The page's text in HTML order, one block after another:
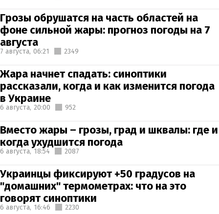
Грозы обрушатся на часть областей на
фоне сильной жары: прогноз погоды на 7
августа
7 августа, 06:21 2349
Жара начнет спадать: синоптики
рассказали, когда и как изменится погода
в Украине
6 августа, 20:00 952
Вместо жары – грозы, град и шквалы: где и
когда ухудшится погода
6 августа, 18:54 2087
Украинцы фиксируют +50 градусов на
"домашних" термометрах: что на это
говорят синоптики
6 августа, 16:46 2230